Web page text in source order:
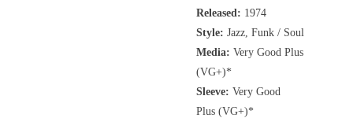
Released: 1974
Style: Jazz, Funk / Soul
Media: Very Good Plus
(VG+)*
Sleeve: Very Good
Plus (VG+)*